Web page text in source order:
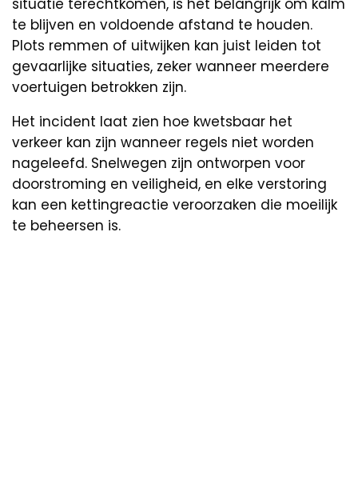
situatie terechtkomen, is het belangrijk om kalm
te blijven en voldoende afstand te houden.
Plots remmen of uitwijken kan juist leiden tot
gevaarlijke situaties, zeker wanneer meerdere
voertuigen betrokken zijn.
Het incident laat zien hoe kwetsbaar het
verkeer kan zijn wanneer regels niet worden
nageleefd. Snelwegen zijn ontworpen voor
doorstroming en veiligheid, en elke verstoring
kan een kettingreactie veroorzaken die moeilijk
te beheersen is.